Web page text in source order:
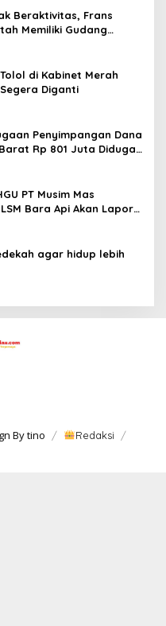
Beraktivitas, Frans
Memiliki Gudang
di Kabinet Merah
Diganti
Penyimpangan Dana
Rp 801 Juta Diduga
PT Musim Mas
Bara Api Akan Lapor
PKH
agar hidup lebih
By tino
Redaksi